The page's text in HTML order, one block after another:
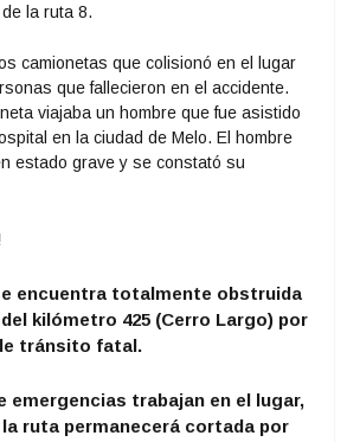
la ruta 8.
camionetas que colisionó en el lugar
que fallecieron en el accidente.
viajaba un hombre que fue asistido
en la ciudad de Melo. El hombre
estado grave y se constató su
encuentra totalmente obstruida
kilómetro 425 (Cerro Largo) por
tránsito fatal.
emergencias trabajan en el lugar,
ruta permanecerá cortada por